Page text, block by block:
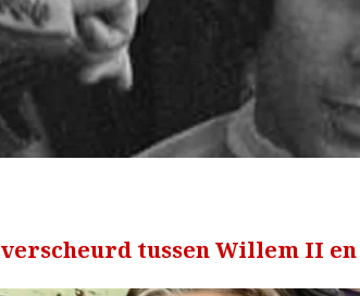
verscheurd tussen Willem II en